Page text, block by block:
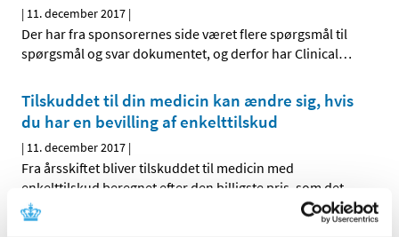
| 11. december 2017 |
Der har fra sponsorernes side været flere spørgsmål til
spørgsmål og svar dokumentet, og derfor har Clinical…
Tilskuddet til din medicin kan ændre sig, hvis
du har en bevilling af enkelttilskud
| 11. december 2017 |
Fra årsskiftet bliver tilskuddet til medicin med
enkelttilskud beregnet efter den billigste pris, som det